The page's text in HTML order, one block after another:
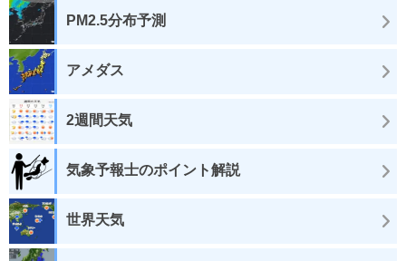
PM2.5分布予測
アメダス
2週間天気
気象予報士のポイント解説
世界天気